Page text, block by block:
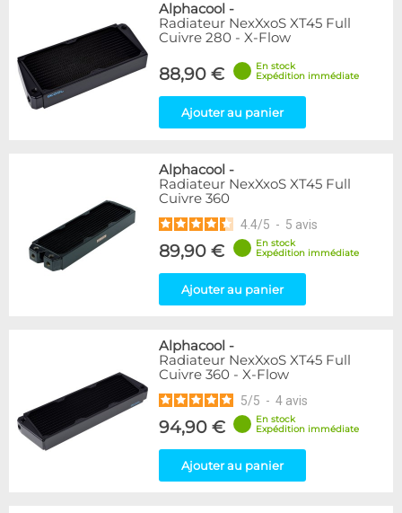
Alphacool -
Radiateur NexXxoS XT45 Full
Cuivre 280 - X-Flow
88,90 €
En stock
Expédition immédiate
Ajouter au panier
Alphacool -
Radiateur NexXxoS XT45 Full
Cuivre 360
4.4/5 - 5 avis
89,90 €
En stock
Expédition immédiate
Ajouter au panier
Alphacool -
Radiateur NexXxoS XT45 Full
Cuivre 360 - X-Flow
5/5 - 4 avis
94,90 €
En stock
Expédition immédiate
Ajouter au panier